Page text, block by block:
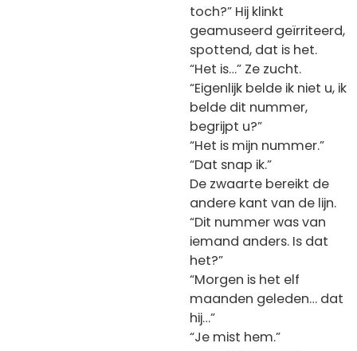
toch?” Hij klinkt
geamuseerd geïrriteerd,
spottend, dat is het.
“Het is…” Ze zucht.
“Eigenlijk belde ik niet u, ik
belde dit nummer,
begrijpt u?”
“Het is mijn nummer.”
“Dat snap ik.”
De zwaarte bereikt de
andere kant van de lijn.
“Dit nummer was van
iemand anders. Is dat
het?”
“Morgen is het elf
maanden geleden… dat
hij…”
“Je mist hem.”